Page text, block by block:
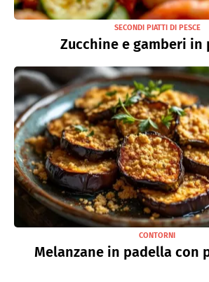
SECONDI PIATTI DI PESCE
Zucchine e gamberi in
CONTORNI
Melanzane in padella con